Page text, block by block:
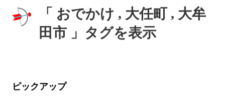
「 おでかけ , 大任町 , 大牟
田市 」タグを表示
ピックアップ